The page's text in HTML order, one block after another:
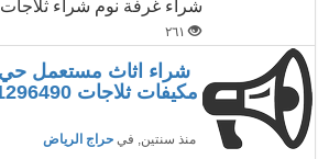
شراء غرفة نوم شراء
٢٦١
شراء اثاث مستعمل حي
مكيفات ثلاجات 0531296490
منذ سنتين, في حراج الرياض